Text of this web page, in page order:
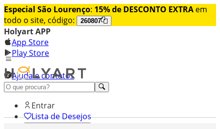
Especial São Lourenço: 15% de DESCONTO EXTRA em
todo o site, código:
260807
Holyart APP
App Store
Play Store
Ajuda e contatos
Conheça premium
Entrar
Lista de Desejos